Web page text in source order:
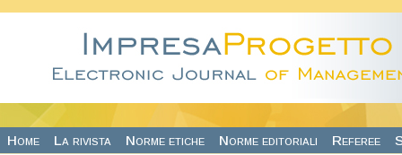
Home La rivista Norme etiche Norme editoriali Referee